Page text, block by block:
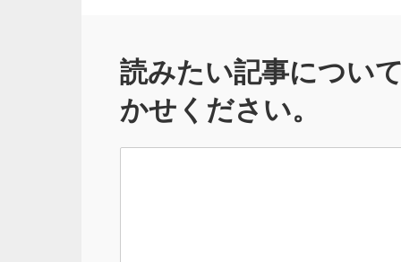
読みたい記事につい
かせください。